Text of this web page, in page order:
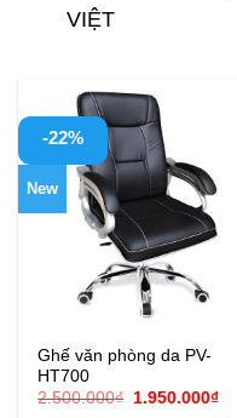
VIỆT
-22%
New
Ghế văn phòng da PV-
HT700
2.500.000₫ Giá
1.950.000₫Giá